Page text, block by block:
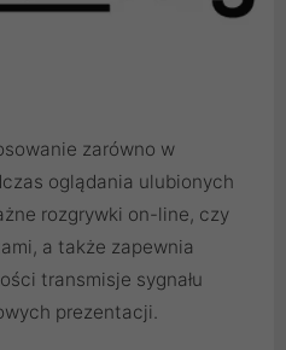
zarówno w
oglądania ulubionych
rozgrywki on-line, czy
a także zapewnia
transmisje sygnału
prezentacji.